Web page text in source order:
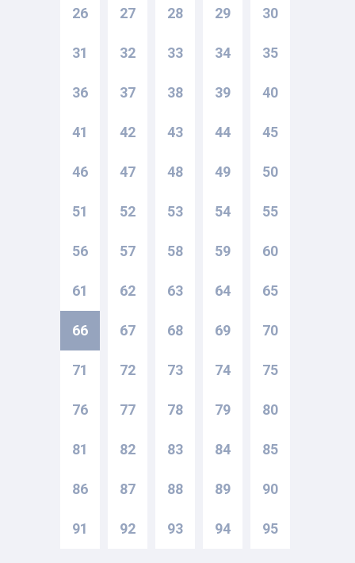
26 27 28 29 30
31 32 33 34 35
36 37 38 39 40
41 42 43 44 45
46 47 48 49 50
51 52 53 54 55
56 57 58 59 60
61 62 63 64 65
66 67 68 69 70
71 72 73 74 75
76 77 78 79 80
81 82 83 84 85
86 87 88 89 90
91 92 93 94 95